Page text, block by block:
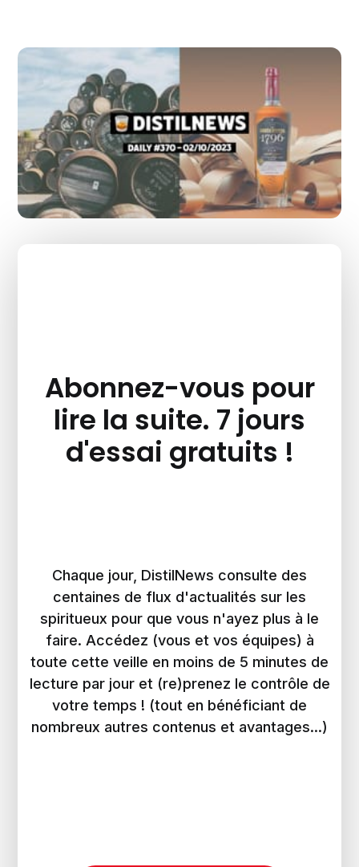
Abonnez-vous pour
lire la suite. 7 jours
d'essai gratuits !
Chaque jour, DistilNews consulte des
centaines de flux d'actualités sur les
spiritueux pour que vous n'ayez plus à le
faire. Accédez (vous et vos équipes) à
toute cette veille en moins de 5 minutes de
lecture par jour et (re)prenez le contrôle de
votre temps ! (tout en bénéficiant de
nombreux autres contenus et avantages...)